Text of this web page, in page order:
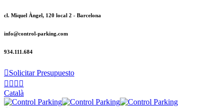
cl. Miquel Àngel, 120 local 2 - Barcelona
info@control-parking.com
934.111.684
Solicitar Presupuesto
Català